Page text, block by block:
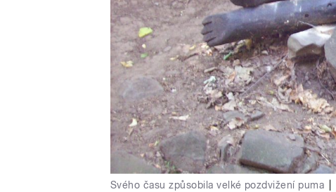
Svého času způsobila velké pozdvižení puma